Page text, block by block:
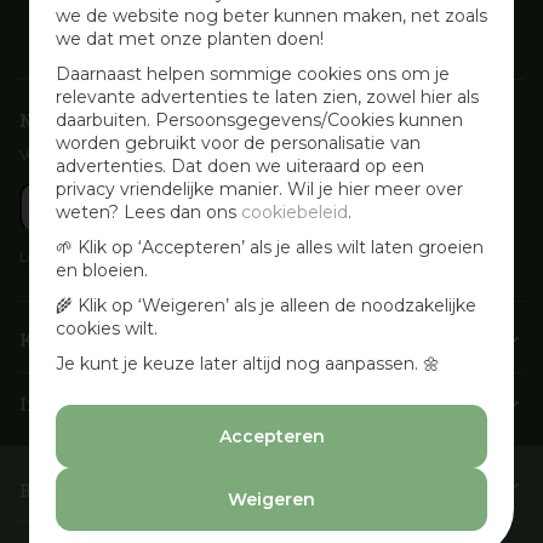
we de website nog beter kunnen maken, net zoals
we dat met onze planten doen!
Daarnaast helpen sommige cookies ons om je
relevante advertenties te laten zien, zowel hier als
daarbuiten. Persoonsgegevens/Cookies kunnen
worden gebruikt voor de personalisatie van
advertenties. Dat doen we uiteraard op een
privacy vriendelijke manier. Wil je hier meer over
weten? Lees dan ons cookiebeleid.
🌱 Klik op ‘Accepteren’ als je alles wilt laten groeien
en bloeien.
🌾 Klik op ‘Weigeren’ als je alleen de noodzakelijke
cookies wilt.
Je kunt je keuze later altijd nog aanpassen. 🌼
Accepteren
Weigeren
Nieuwsbrief aanmelden
Voor wekelijkse aanbiedingen, activiteiten en inspirerende tips
Lees onzePrivacyverklaring
Klantenservice
Info & openingstijden